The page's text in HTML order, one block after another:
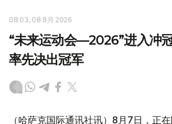
08:03, 08 8月 2026
“未来运动会—2026”进入冲
率先决出冠军
（哈萨克国际通讯社讯）8月7日，正